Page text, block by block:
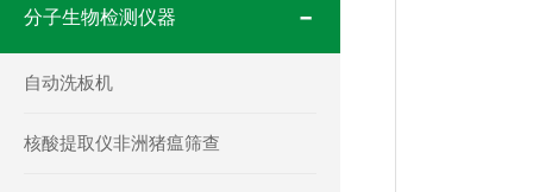
分子生物检测仪器
自动洗板机
核酸提取仪非洲猪瘟筛查